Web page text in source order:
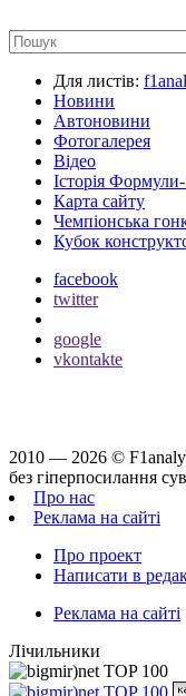
Для листів:
Новини
Автоновини
Фотогалерея
Відео
Історія Формули-
Карта сайту
Чемпіонська
Кубок
facebook
twitter
google
vkontakte
2010 — 2026 ©
без гіперпосилання
Про нас
Реклама на сайті
Про проект
Написати в
Реклама на сайті
Лічильники